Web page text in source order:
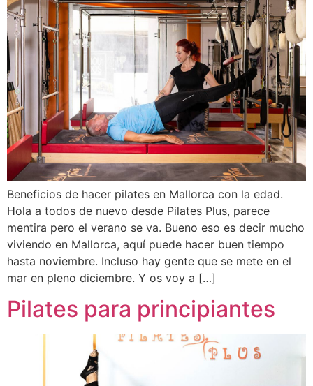
Beneficios de hacer pilates en Mallorca con la edad.
Hola a todos de nuevo desde Pilates Plus, parece
mentira pero el verano se va. Bueno eso es decir mucho
viviendo en Mallorca, aquí puede hacer buen tiempo
hasta noviembre. Incluso hay gente que se mete en el
mar en pleno diciembre. Y os voy a […]
Pilates para principiantes